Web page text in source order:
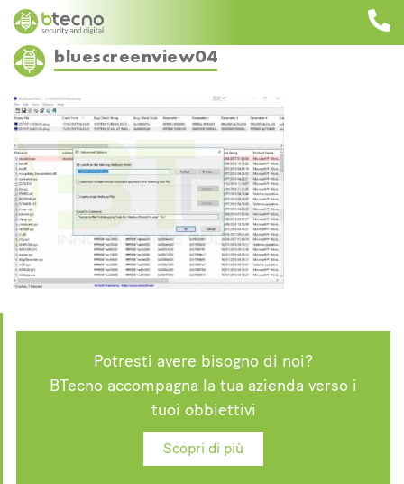
Skip
content
bluescreenview04
Potresti avere bisogno di noi?
BTecno accompagna la tua azienda verso i
tuoi obbiettivi
Scopri di più